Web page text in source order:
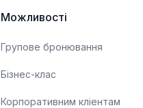
Можливості
Групове бронювання
Бізнес-клас
Корпоративним кліентам